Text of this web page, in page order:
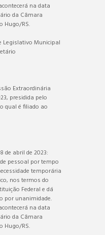
na data
da Câmara
Hugo/RS.
Legislativo Municipal
Extraordinária
presidida pelo
qual é filiado ao
de abril de 2023:
pessoal por tempo
temporária
nos termos do
Federal e dá
por unanimidade.
na data
da Câmara
Hugo/RS.